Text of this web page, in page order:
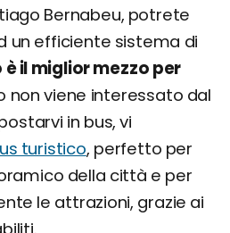
Bernabeu, potrete
un efficiente sistema di
è il miglior mezzo per
non viene interessato dal
in bus, vi
turistico, perfetto per
della città e per
le attrazioni, grazie ai